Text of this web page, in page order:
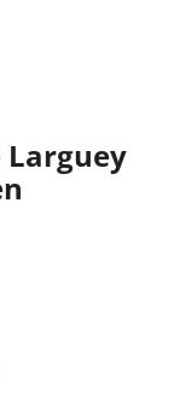
Larguey